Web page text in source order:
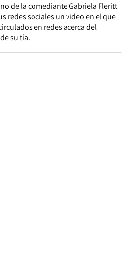
de la comediante Gabriela Fleritt
redes sociales un video en el que
en redes acerca del
su tía.